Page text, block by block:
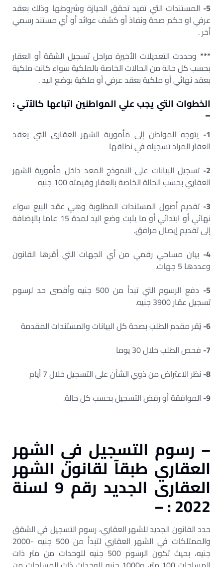
5- المستندات التي تفيد تحقق الحيازة وشروطها وذلك بعقد
عرفي او حكم صحة ونفاذ أو كشف عوائد أو أي مستند رسمي
أخر .
*** وحددت التعديلات الأخيرة مراحل تسجيل الشقة أو العقار
بحسب كل حالة من الحالات الخاصة بالملكية سواء كانت ملكية
بعقد نهائي أو ملكية بعقد عرفي أو ملكية بوضع اليد .
الخطوات التي يجب علي المواطنين اتباعها كالآتي :
–
1- يتوجه المواطن إلى مأمورية الشهر العقارى التي يعقد
العقار المراد تسجيله في نطاقها
2- تسجيل البيانات على النموذج المعد داخل مأمورية الشهر
العقاري بحسب الحالة الخاصة بالعقار وقيمته 100 جنيه
3- تقديم أصول المستندات المطلوبة وهي عقد البيع سواء
نهائي أو ابتدائي أو ما يثبت وضع اليد لمدة 15 عاما بالإضافة
إلى تقديم إيصال مرافق.
4- بيان مساحي رقمي من أي الجهات التي أقرها القانون
وعددها 5 جهات.
5-
دفع الرسوم التي تبدأ من 500 جنيه وأقصى حد لرسوم
تسجيل عقار 3900 جنيه.
6- يُقر مقدم الطلب بصحة كل البيانات والمستندات المقدمة
7- فحص الطلب خلال 30 يوما
8- نظر الاعتراض من ذوي الشأن على التسجيل خلال 7 أيام
9- الموافقة أو رفض التسجيل بحسب كل حالة.
– رسوم التسجيل في الشهر
العقاري طبقآ لقانون الشهر
العقارى الجديد رقم 9 لسنة
2022 : –
حدد القانون الجديد للشهر العقاري، رسوم التسجيل في الشقق
والممتلكات في الشهر العقاري لتبدأ من 500 جنيه -2000
جنيه، بحيث تكون الرسوم 500 جنيه للوحدات من متر ذات